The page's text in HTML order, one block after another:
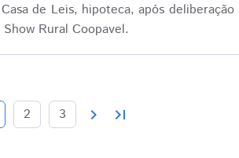
de Leis, hipoteca, após deliberação
Rural Coopavel.
2 3 chevron_right last_page